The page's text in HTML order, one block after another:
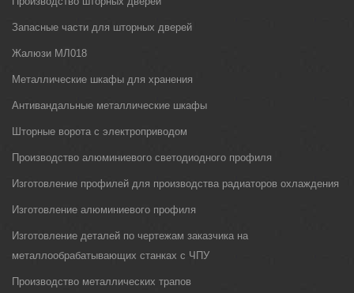
Запасные части для шторных дверей
Жалюзи МЛ018
Металлические шкафы для хранения
Антивандальные металлические шкафы
Шторные ворота с электроприводом
Производство алюминиевого светодиодного профиля
Изготовление профилей для производства радиаторов охлаждения
Изготовление алюминиевого профиля
Изготовление деталей по чертежам заказчика на
металлообрабатывающих станках с ЧПУ
Производство металлических трапов